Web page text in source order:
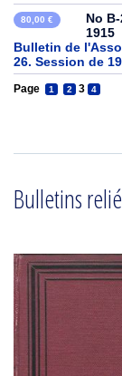
80,00 €
No
1915
Bulletin de
26. Session de
Page 1 2 3 4
Bulletins